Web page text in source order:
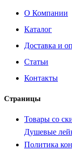
О Компании
Каталог
Доставка и
Статьи
Контакты
Страницы
Товары со
Душевые
Политика